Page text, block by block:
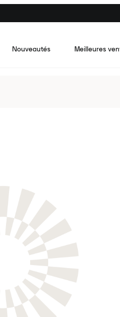
Nouveautés Meilleures